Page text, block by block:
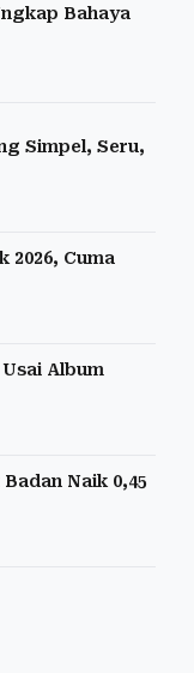
Bahaya
Simpel, Seru,
2026, Cuma
Album
Naik 0,45